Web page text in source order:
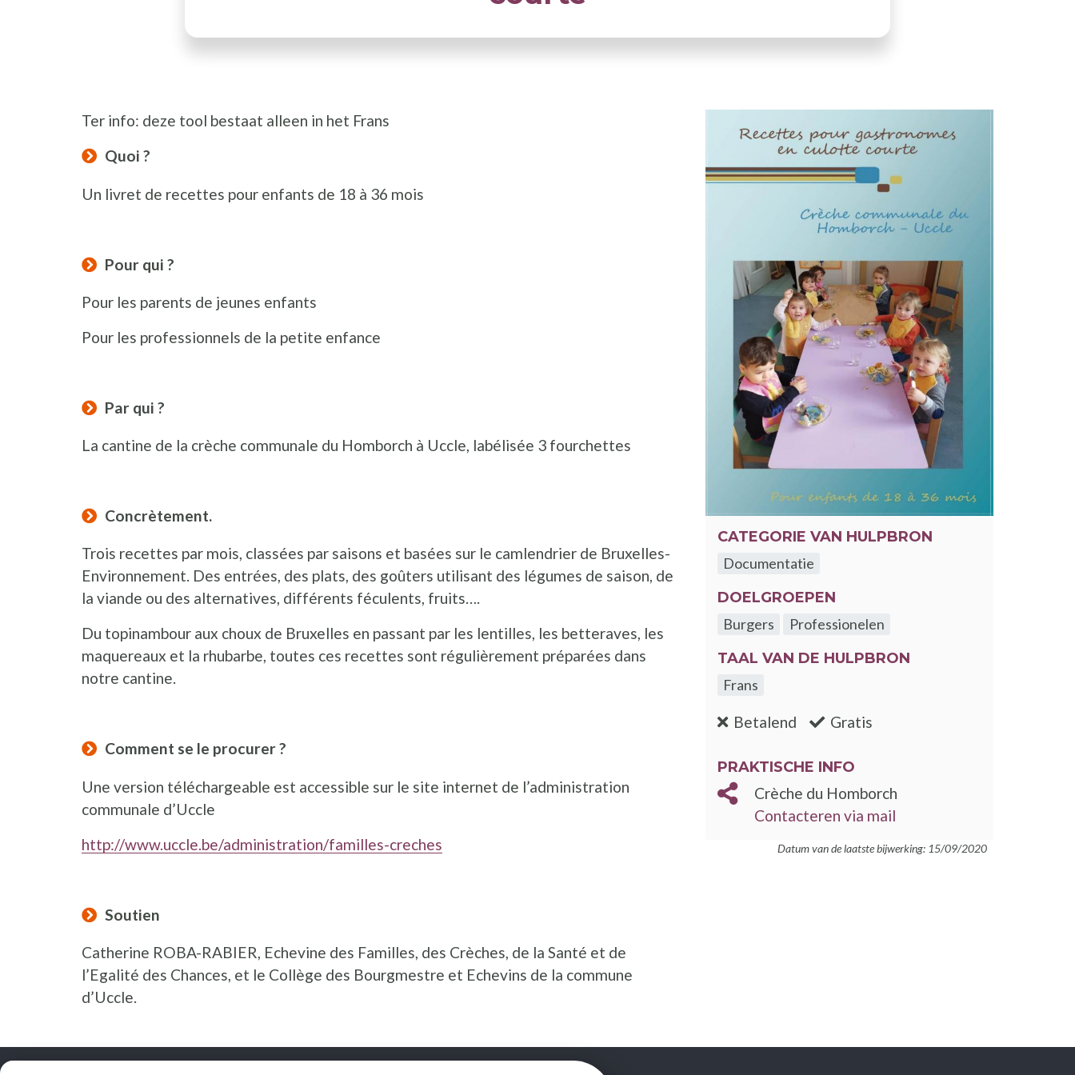
Ter info: deze tool bestaat alleen in het Frans
Quoi ?
Un livret de recettes pour enfants de 18 à 36 mois
Pour qui ?
Pour les parents de jeunes enfants
Pour les professionnels de la petite enfance
Par qui ?
La cantine de la crèche communale du Homborch à Uccle, labélisée 3 fourchettes
Concrètement.
Trois recettes par mois, classées par saisons et basées sur le camlendrier de Bruxelles-
Environnement. Des entrées, des plats, des goûters utilisant des légumes de saison, de
la viande ou des alternatives, différents féculents, fruits….
Du topinambour aux choux de Bruxelles en passant par les lentilles, les betteraves, les
maquereaux et la rhubarbe, toutes ces recettes sont régulièrement préparées dans
notre cantine.
Comment se le procurer ?
Une version téléchargeable est accessible sur le site internet de l’administration
communale d’Uccle
http://www.uccle.be/administration/familles-creches
Soutien
Catherine ROBA-RABIER, Echevine des Familles, des Crèches, de la Santé et de
l’Egalité des Chances, et le Collège des Bourgmestre et Echevins de la commune
d’Uccle.
CATEGORIE VAN HULPBRON
Documentatie
DOELGROEPEN
Burgers
Professionelen
TAAL VAN DE HULPBRON
Frans
Betalend :nee Gratis
PRAKTISCHE INFO
Crèche du Homborch
Contacteren via mail
Datum van de laatste bijwerking: 15/09/2020